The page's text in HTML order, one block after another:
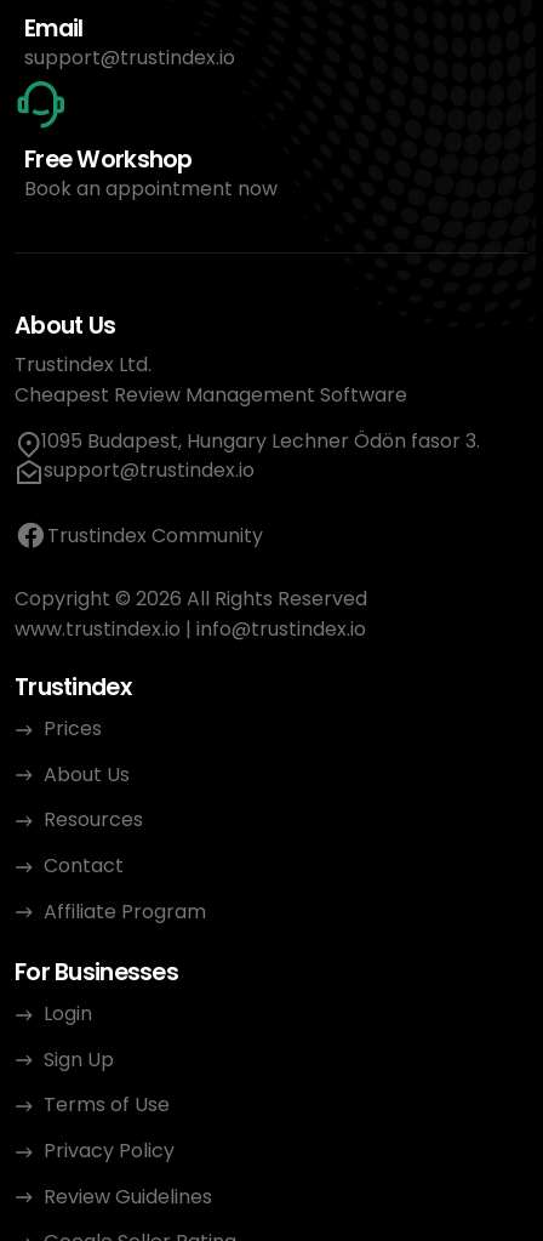
Email
support@trustindex.io
Free Workshop
Book an appointment now
About Us
Trustindex Ltd.
Cheapest Review Management Software
1095 Budapest, Hungary Lechner Ödön fasor 3.
support@trustindex.io
Trustindex Community
Copyright © 2026 All Rights Reserved
www.trustindex.io | info@trustindex.io
Trustindex
Prices
About Us
Resources
Contact
Affiliate Program
For Businesses
Login
Sign Up
Terms of Use
Privacy Policy
Review Guidelines